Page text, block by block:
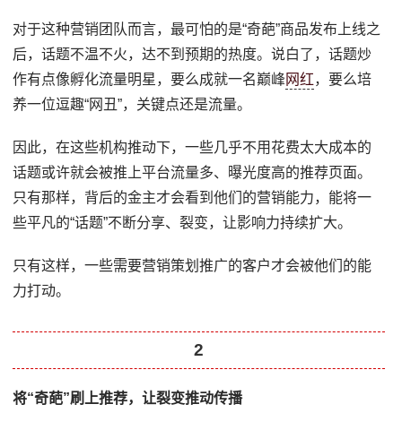
对于这种营销团队而言，最可怕的是“奇葩”商品发布上线之
后，话题不温不火，达不到预期的热度。说白了，话题炒
作有点像孵化流量明星，要么成就一名巅峰 网红，要么培
养一位逗趣“网丑”，关键点还是流量。
因此，在这些机构推动下，一些几乎不用花费太大成本的
话题或许就会被推上平台流量多、曝光度高的推荐页面。
只有那样，背后的金主才会看到他们的营销能力，能将一
些平凡的“话题”不断分享、裂变，让影响力持续扩大。
只有这样，一些需要营销策划推广的客户才会被他们的能
力打动。
2
将“奇葩”刷上推荐，让裂变推动传播